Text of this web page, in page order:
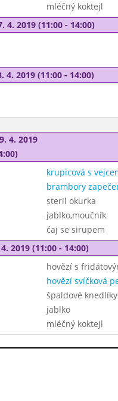
mléčný koktejl
4. 2019 (11:00 - 14:00)
4. 2019 (11:00 - 14:00)
4. 2019
krupicová s
brambory
steril okurka
jablko,moučník
čaj se sirupem
2019 (11:00 - 14:00)
hovězí s
hovězí svíčková
špaldové knedlíky
jablko
mléčný koktejl